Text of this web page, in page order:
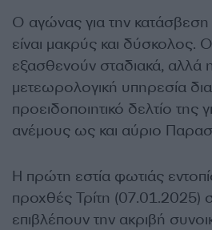
Ο αγώνας για την
είναι μακρύς και δύσκολος.
εξασθενούν σταδιακά, αλλά
μετεωρολογική υπηρεσία
προειδοποιητικό δελτίο της
ανέμους ως και αύριο
Η πρώτη εστία φωτιάς
προχθές Τρίτη (07.01.2025)
επιβλέπουν την ακριβή